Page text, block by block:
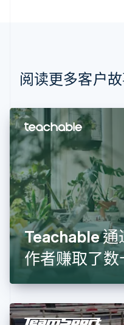
阅读更多客户
Teachable 通
作者赚取了
Nederlands Français
波兰
丹麦
English
德国
Deutsch
法国
Français English
芬兰
English Svenska
荷兰
NederlandsEnglish
加拿大
English Français
捷克
克罗地亚
拉脱维亚
English